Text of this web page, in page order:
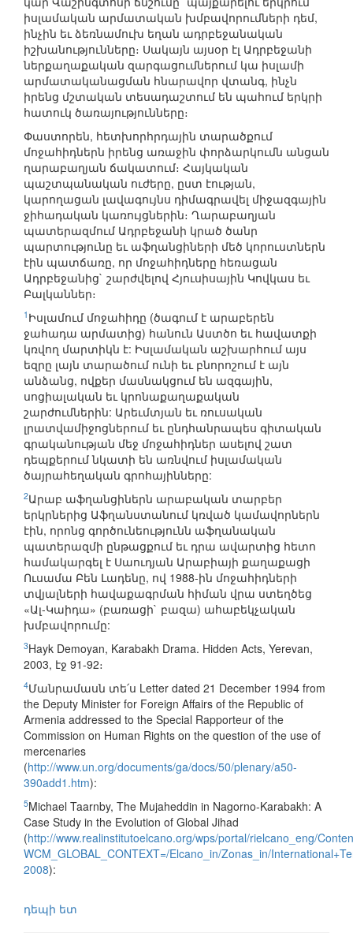
իսլամական արմատական խմբավորումների դեմ,
ինչին եւ ձեռնամուխ եղան ադրբեջանական
իշխանությունները։ Սակայն այսօր էլ Ադրբեջանի
ներքաղաքական զարգացումներում կա իսլամի
արմատականացման հնարավոր վտանգ, ինչն
իրենց մշտական տեսադաշտում են պահում երկրի
հատուկ ծառայությունները։
Փաստորեն, հետխորհրդային տարածքում
մոջահիդներն իրենց առաջին փորձարկումն անցան
ղարաբաղյան ճակատում։ Հայկական
պաշտպանական ուժերը, ըստ էության,
կարողացան լավագույնս դիմագրավել միջազգային
ջիհադական կառույցներին։ Ղարաբաղյան
պատերազմում Ադրբեջանի կրած ծանր
պարտությունը եւ աֆղանցիների մեծ կորուստներն
էին պատճառը, որ մոջահիդները հեռացան
Ադրբեջանից` շարժվելով Հյուսիսային Կովկաս եւ
Բալկաններ։
1 Իսլամում մոջահիդը (ծագում է արաբերեն
ջահադա արմատից) հանուն Աստծո եւ հավատքի
կռվող մարտիկն է: Իսլամական աշխարհում այս
եզրը լայն տարածում ունի եւ բնորոշում է այն
անձանց, ովքեր մասնակցում են ազգային,
սոցիալական եւ կրոնաքաղաքական
շարժումներին: Արեւմտյան եւ ռուսական
լրատվամիջոցներում եւ ընդհանրապես գիտական
գրականության մեջ մոջահիդներ ասելով շատ
դեպքերում նկատի են առնվում իսլամական
ծայրահեղական գրոհայինները:
2Արաբ աֆղանցիներն արաբական տարբեր
երկրներից Աֆղանստանում կռված կամավորներն
էին, որոնց գործունեությունն աֆղանական
պատերազմի ընթացքում եւ դրա ավարտից հետո
համակարգել է Սաուդյան Արաբիայի քաղաքացի
Ուսամա Բեն Լադենը, ով 1988-ին մոջահիդների
տվյալների հավաքագրման հիման վրա ստեղծեց
«Ալ-Կաիդա» (բառացի` բազա) ահաբեկչական
խմբավորումը:
3Hayk Demoyan, Karabakh Drama. Hidden Acts, Yerevan,
2003, էջ 91-92։
4Մանրամասն տե՛ս Letter dated 21 December 1994 from
the Deputy Minister for Foreign Affairs of the Republic of
Armenia addressed to the Special Rapporteur of the
Commission on Human Rights on the question of the use of
mercenaries
(http://www.un.org/documents/ga/docs/50/plenary/a50-
390add1.htm):
5Michael Taarnby, The Mujaheddin in Nagorno-Karabakh: A
Case Study in the Evolution of Global Jihad
(http://www.realinstitutoelcano.org/wps/portal/rielcano_eng/
WCM_GLOBAL_CONTEXT=/Elcano_in/Zonas_in/
2008):
դեպի ետ